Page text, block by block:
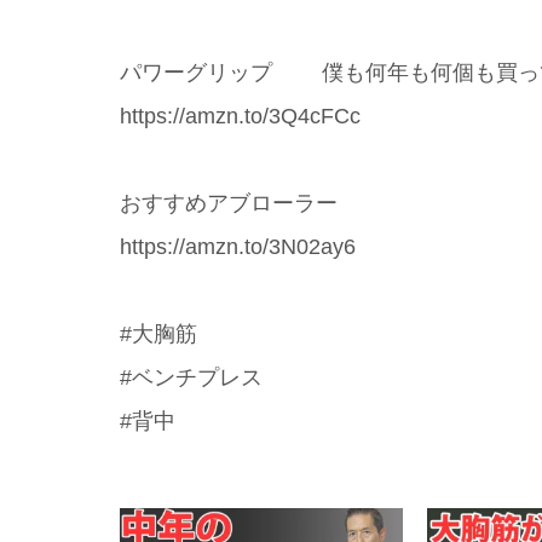
パワーグリップ 僕も何年も何個も買っ
https://amzn.to/3Q4cFCc
おすすめアブローラー
https://amzn.to/3N02ay6
#大胸筋
#ベンチプレス
#背中